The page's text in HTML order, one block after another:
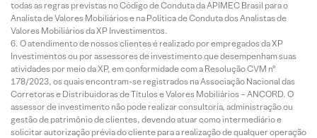
todas as regras previstas no Código de Conduta da APIMEC Brasil para o
Analista de Valores Mobiliários e na Política de Conduta dos Analistas de
Valores Mobiliários da XP Investimentos.
O atendimento de nossos clientes é realizado por empregados da XP
Investimentos ou por assessores de investimento que desempenham suas
atividades por meio da XP, em conformidade com a Resolução CVM nº
178/2023, os quais encontram-se registrados na Associação Nacional das
Corretoras e Distribuidoras de Títulos e Valores Mobiliários – ANCORD. O
assessor de investimento não pode realizar consultoria, administração ou
gestão de patrimônio de clientes, devendo atuar como intermediário e
solicitar autorização prévia do cliente para a realização de qualquer operação